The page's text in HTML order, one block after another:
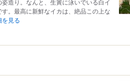
造り。なんと、生簀に泳いでいる白イ
。最高に新鮮なイカは、絶品この上な
を見る